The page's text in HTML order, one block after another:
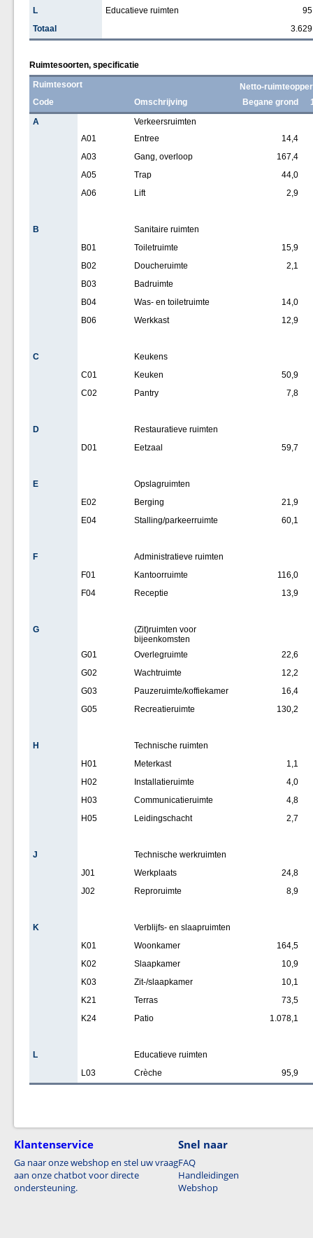
L Educatieve ruimten
Totaal
Ruimtesoorten, specificatie
Ruimtesoort
Netto-
Code
Omschrijving Begane grond
A
Verkeersruimten
A01
Entree
14,4
A03
Gang, overloop
167,4
A05
Trap
44,0
A06
Lift 2,9
B
Sanitaire ruimten
B01
Toiletruimte
15,9
B02
Doucheruimte
2,1
B03
Badruimte
B04
Was- en toiletruimte
14,0
B06
Werkkast 12,9
C
Keukens
C01
Keuken
50,9
C02
Pantry 7,8
D
Restauratieve ruimten
D01
Eetzaal 59,7
E
Opslagruimten
E02
Berging
21,9
E04
Stalling/parkeerruimte 60,1
F
Administratieve ruimten
F01
Kantoorruimte
116,0
F04
Receptie 13,9
G
(Zit)ruimten voor
bijeenkomsten
G01
Overlegruimte
22,6
G02
Wachtruimte
12,2
G03
Pauzeruimte/koffiekamer
16,4
G05
Recreatieruimte 130,2
H
Technische ruimten
H01
Meterkast
1,1
H02
Installatieruimte
4,0
H03
Communicatieruimte
4,8
H05
Leidingschacht 2,7
J
Technische werkruimten
J01
Werkplaats
24,8
J02
Reproruimte 8,9
K
Verblijfs- en slaapruimten
K01
Woonkamer
164,5
K02
Slaapkamer
10,9
K03
Zit-/slaapkamer
10,1
K21
Terras
73,5
K24
Patio 1.078,1
L
Educatieve ruimten
L03
Crèche 95,9
Klantenservice
Ga naar onze webshop en stel uw vraag
aan onze chatbot voor directe
ondersteuning.
Snel naar
FAQ
Handleidingen
Webshop